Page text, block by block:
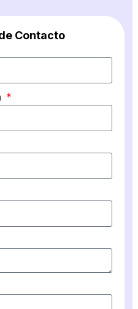
Contacto